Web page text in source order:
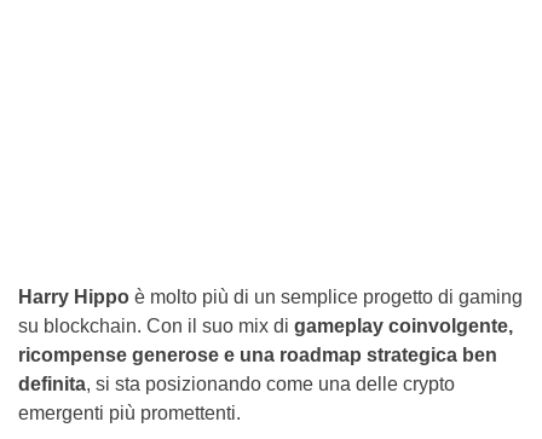
Harry Hippo è molto più di un semplice progetto di gaming
su blockchain. Con il suo mix di gameplay coinvolgente,
ricompense generose e una roadmap strategica ben
definita, si sta posizionando come una delle crypto
emergenti più promettenti.